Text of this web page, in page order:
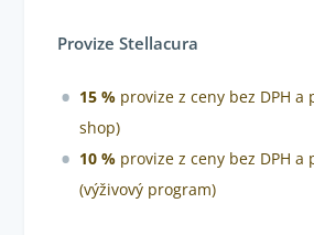
Provize Stellacura
15 % provize z ceny bez DPH a
shop)
10 % provize z ceny bez DPH a
(výživový program)